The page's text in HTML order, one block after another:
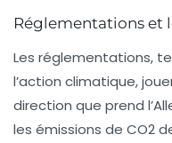
Réglementations et
Les réglementations,
l’action climatique,
direction que prend
les émissions de CO2